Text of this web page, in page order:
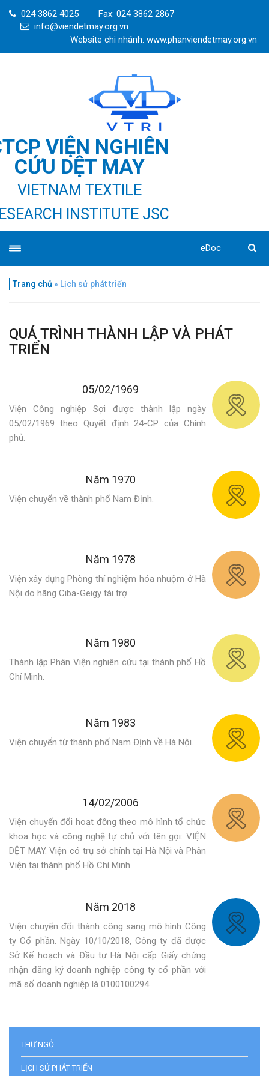
024 3862 4025
Fax: 024 3862 2867
info@viendetmay.org.vn
Website chi nhánh: www.phanviendetmay.org.vn
VIỆN NGHIÊN
CỨU DỆT MAY
VIETNAM TEXTILE
INSTITUTE JSC
eDoc
Trang chủ » Lịch sử phát triển
QUÁ TRÌNH THÀNH LẬP VÀ PHÁT
TRIỂN
05/02/1969
Viện Công nghiệp Sợi được thành lập ngày
05/02/1969 theo Quyết định 24-CP của Chính
phủ.
Năm 1970
Viện chuyển về thành phố Nam Định.
Năm 1978
Viện xây dựng Phòng thí nghiệm hóa nhuộm ở Hà
Nội do hãng Ciba-Geigy tài trợ.
Năm 1980
Thành lập Phân Viện nghiên cứu tại thành phố Hồ
Chí Minh.
Năm 1983
Viện chuyển từ thành phố Nam Định về Hà Nội.
14/02/2006
Viện chuyển đổi hoạt động theo mô hình tổ chức
khoa học và công nghệ tự chủ với tên gọi: VIỆN
DỆT MAY. Viện có trụ sở chính tại Hà Nội và Phân
Viện tại thành phố Hồ Chí Minh.
Năm 2018
Viện chuyển đổi thành công sang mô hình Công
ty Cổ phần. Ngày 10/10/2018, Công ty đã được
Sở Kế hoạch và Đầu tư Hà Nội cấp Giấy chứng
nhận đăng ký doanh nghiệp công ty cổ phần với
mã số doanh nghiệp là 0100100294
THƯ NGỎ
LỊCH SỬ PHÁT TRIỂN